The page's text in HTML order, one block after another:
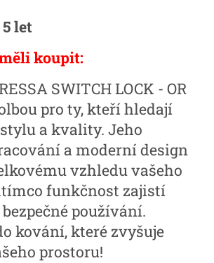
let
koupit:
SWITCH LOCK - OR
pro ty, kteří hledají
a kvality. Jeho
a moderní design
vzhledu vašeho
funkčnost zajistí
používání.
kování, které zvyšuje
prostoru!